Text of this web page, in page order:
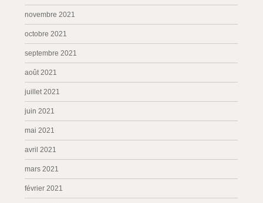
novembre 2021
octobre 2021
septembre 2021
août 2021
juillet 2021
juin 2021
mai 2021
avril 2021
mars 2021
février 2021